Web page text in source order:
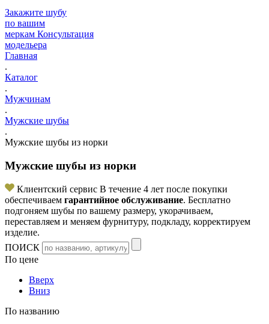
Закажите шубу
по вашим
меркам Консультация
модельера
Главная
.
Каталог
.
Мужчинам
.
Мужские шубы
.
Мужские шубы из норки
Мужские шубы из норки
Клиентский сервис В течение 4 лет после покупки
обеспечиваем гарантийное обслуживание. Бесплатно
подгоняем шубы по вашему размеру, укорачиваем,
переставляем и меняем фурнитуру, подкладу, корректируем
изделие.
ПОИСК
По цене
Вверх
Вниз
По названию